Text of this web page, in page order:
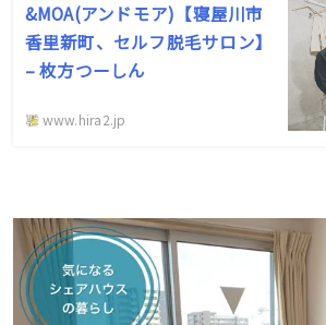
&MOA(アンドモア)【寝屋川市
香里新町、セルフ脱毛サロン】
– 枚方つーしん
www.hira2.jp